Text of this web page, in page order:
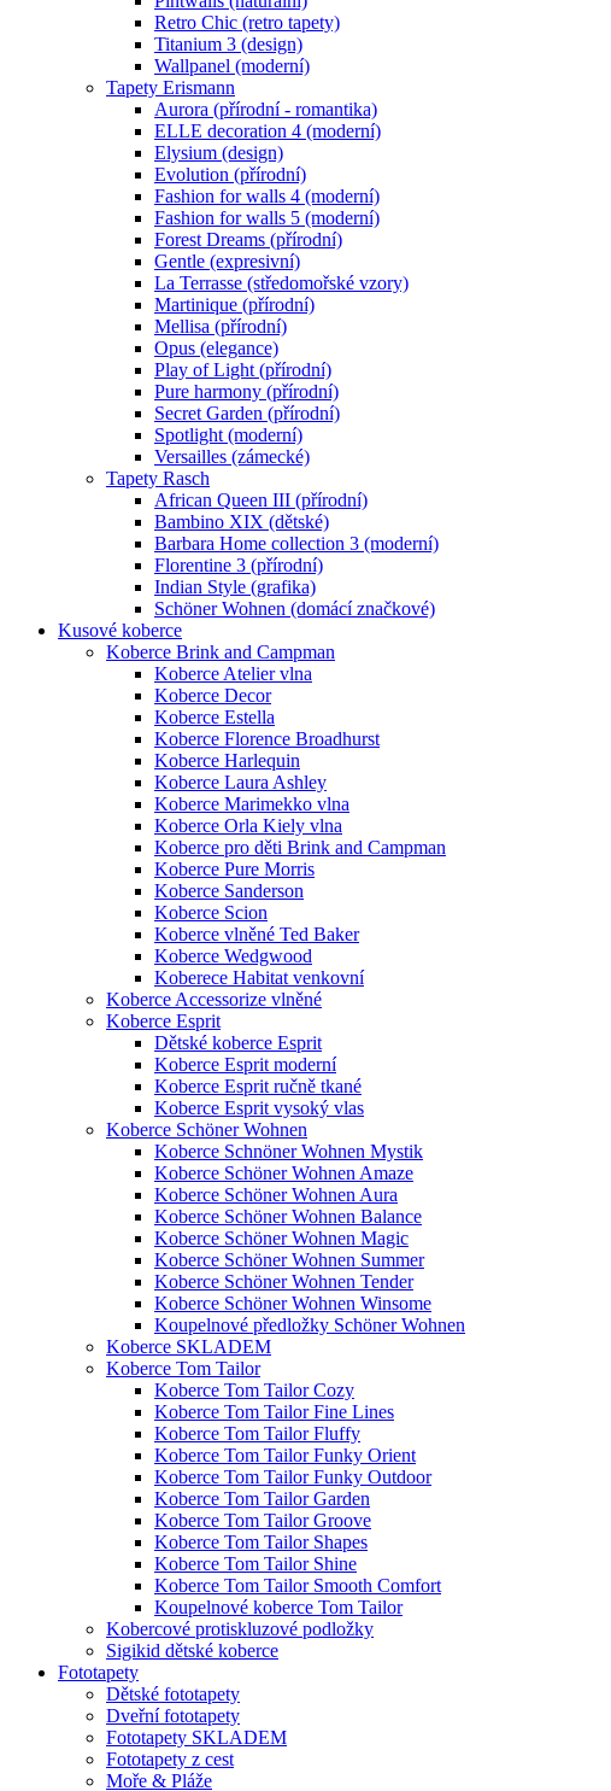
Retro Chic (retro tapety)
Titanium 3 (design)
Wallpanel (moderní)
Tapety Erismann
Aurora (přírodní - romantika)
ELLE decoration 4 (moderní)
Elysium (design)
Evolution (přírodní)
Fashion for walls 4 (moderní)
Fashion for walls 5 (moderní)
Forest Dreams (přírodní)
Gentle (expresivní)
La Terrasse (středomořské vzory)
Martinique (přírodní)
Mellisa (přírodní)
Opus (elegance)
Play of Light (přírodní)
Pure harmony (přírodní)
Secret Garden (přírodní)
Spotlight (moderní)
Versailles (zámecké)
Tapety Rasch
African Queen III (přírodní)
Bambino XIX (dětské)
Barbara Home collection 3 (moderní)
Florentine 3 (přírodní)
Indian Style (grafika)
Schöner Wohnen (domácí značkové)
Kusové koberce
Koberce Brink and Campman
Koberce Atelier vlna
Koberce Decor
Koberce Estella
Koberce Florence Broadhurst
Koberce Harlequin
Koberce Laura Ashley
Koberce Marimekko vlna
Koberce Orla Kiely vlna
Koberce pro děti Brink and Campman
Koberce Pure Morris
Koberce Sanderson
Koberce Scion
Koberce vlněné Ted Baker
Koberce Wedgwood
Koberece Habitat venkovní
Koberce Accessorize vlněné
Koberce Esprit
Dětské koberce Esprit
Koberce Esprit moderní
Koberce Esprit ručně tkané
Koberce Esprit vysoký vlas
Koberce Schöner Wohnen
Koberce Schnöner Wohnen Mystik
Koberce Schöner Wohnen Amaze
Koberce Schöner Wohnen Aura
Koberce Schöner Wohnen Balance
Koberce Schöner Wohnen Magic
Koberce Schöner Wohnen Summer
Koberce Schöner Wohnen Tender
Koberce Schöner Wohnen Winsome
Koupelnové předložky Schöner Wohnen
Koberce SKLADEM
Koberce Tom Tailor
Koberce Tom Tailor Cozy
Koberce Tom Tailor Fine Lines
Koberce Tom Tailor Fluffy
Koberce Tom Tailor Funky Orient
Koberce Tom Tailor Funky Outdoor
Koberce Tom Tailor Garden
Koberce Tom Tailor Groove
Koberce Tom Tailor Shapes
Koberce Tom Tailor Shine
Koberce Tom Tailor Smooth Comfort
Koupelnové koberce Tom Tailor
Kobercové protiskluzové podložky
Sigikid dětské koberce
Fototapety
Dětské fototapety
Dveřní fototapety
Fototapety SKLADEM
Fototapety z cest
Moře & Pláže